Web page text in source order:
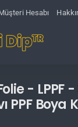
Hesabı
- LPPF
PPF